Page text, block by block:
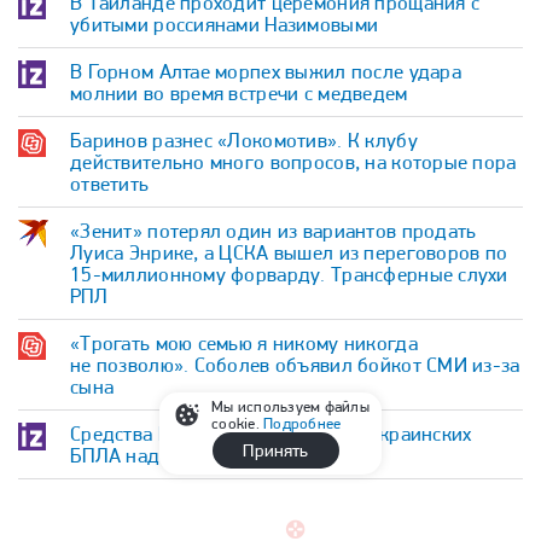
убитыми россиянами Назимовыми
В Горном Алтае морпех выжил после удара
молнии во время встречи с медведем
Баринов разнес «Локомотив». К клубу
действительно много вопросов, на которые пора
ответить
«Зенит» потерял один из вариантов продать
Луиса Энрике, а ЦСКА вышел из переговоров по
15-миллионному форварду. Трансферные слухи
РПЛ
«Трогать мою семью я никому никогда
не позволю». Соболев объявил бойкот СМИ из-за
сына
Средства ПВО за ночь сбили 605 украинских
БПЛА над регионами России
Мы используем файлы
cookie.Подробнее
Принять